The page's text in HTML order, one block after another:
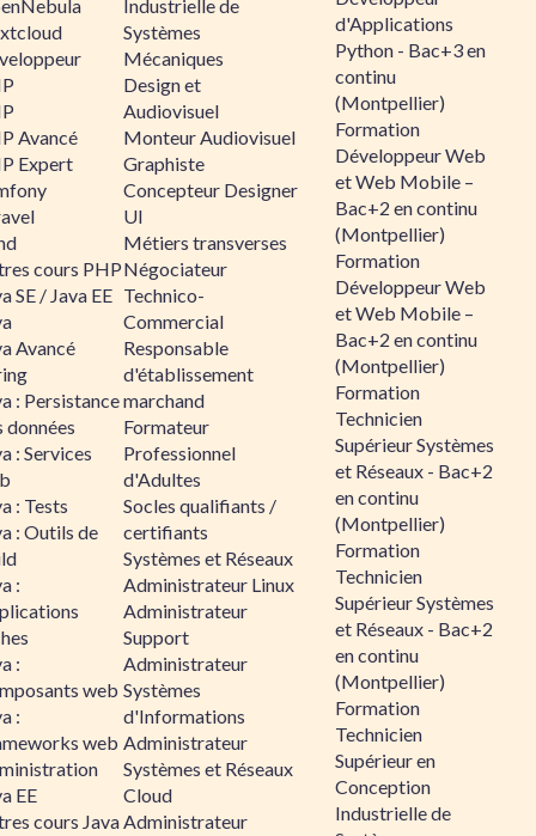
Avancé
Expert
cours PHP
SE / Java EE
Avancé
: Persistance
données
: Services
: Tests
: Outils de
:
:
web
:
web
EE
cours Java
Industrielle de
Systèmes
Mécaniques
Design et
Audiovisuel
Monteur Audiovisuel
Graphiste
Concepteur Designer
UI
Métiers transverses
Négociateur
Technico-
Commercial
Responsable
d'établissement
marchand
Formateur
Professionnel
d'Adultes
Socles qualifiants /
certifiants
Systèmes et Réseaux
Administrateur Linux
Administrateur
Support
Administrateur
Systèmes
d'Informations
Administrateur
Systèmes et Réseaux
Cloud
Administrateur
d'Applications
Python - Bac+3 en
continu
(Montpellier)
Formation
Développeur Web
et Web Mobile –
Bac+2 en continu
(Montpellier)
Formation
Développeur Web
et Web Mobile –
Bac+2 en continu
(Montpellier)
Formation
Technicien
Supérieur Systèmes
et Réseaux - Bac+2
en continu
(Montpellier)
Formation
Technicien
Supérieur Systèmes
et Réseaux - Bac+2
en continu
(Montpellier)
Formation
Technicien
Supérieur en
Conception
Industrielle de